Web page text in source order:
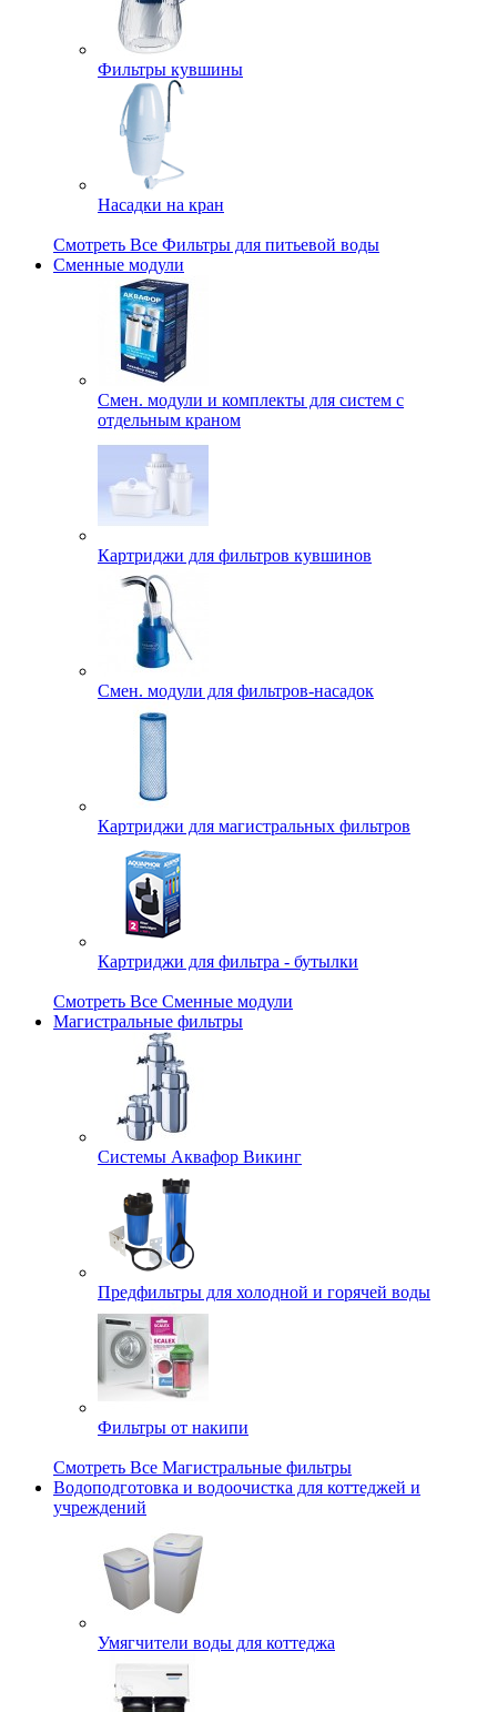
Фильтры кувшины
Насадки на кран
Смотреть Все Фильтры для питьевой воды
Сменные модули
Смен. модули и комплекты для систем с
отдельным краном
Картриджи для фильтров кувшинов
Смен. модули для фильтров-насадок
Картриджи для магистральных фильтров
Картриджи для фильтра - бутылки
Смотреть Все Сменные модули
Магистральные фильтры
Системы Аквафор Викинг
Предфильтры для холодной и горячей воды
Фильтры от накипи
Смотреть Все Магистральные фильтры
Водоподготовка и водоочистка для коттеджей и
учреждений
Умягчители воды для коттеджа